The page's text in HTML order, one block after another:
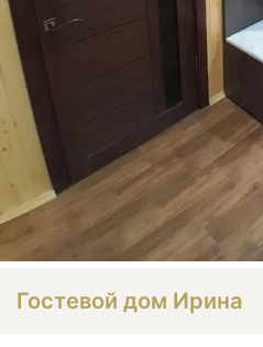
Гостевой дом Ирина